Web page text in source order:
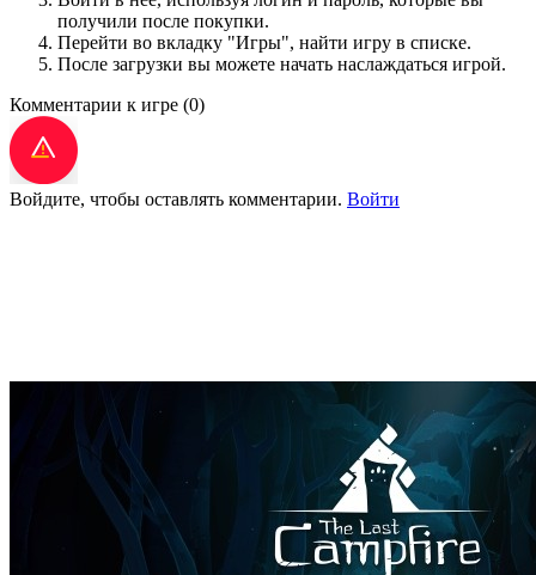
получили после покупки.
Перейти во вкладку "Игры", найти игру в списке.
После загрузки вы можете начать наслаждаться игрой.
Комментарии к игре (0)
Войдите, чтобы оставлять комментарии. Войти